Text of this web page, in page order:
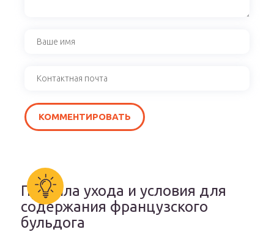
Правила ухода и условия для
содержания французского
бульдога